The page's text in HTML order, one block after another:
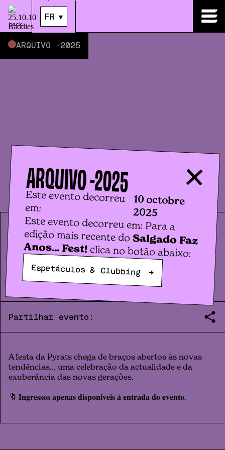
back
FR ▾
ARQUIVO -2025
Clubbing
BADDIES
VEN. 10.10 | 23:59 | 2025
Partilhar evento:
A festa da Pyrats chega de braços abertos às novas
tendências... uma celebração da actualidade e da
exuberância das novas gerações.
🔖 𝐈𝐧𝐠𝐫𝐞𝐬𝐬𝐨𝐬 𝐚𝐩𝐞𝐧𝐚𝐬 𝐝𝐢𝐬𝐩𝐨𝐧𝐢́𝐯𝐞𝐢𝐬 𝐚̀ 𝐞𝐧𝐭𝐫𝐚𝐝𝐚 𝐝𝐨 𝐞𝐯𝐞𝐧𝐭𝐨.
ARQUIVO -2025
Este evento decorreu
em:
10 octobre
2025
Este evento decorreu em: Para a
edição mais recente do Salgado Faz
Anos... Fest!clica no botão abaixo:
Espetáculos & Clubbing →